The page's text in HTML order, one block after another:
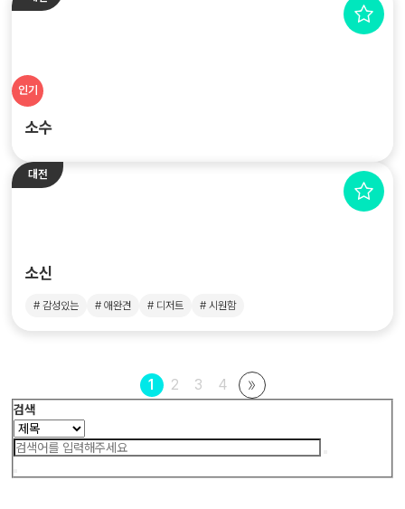
인기
소수
대전
소신
# 감성있는 # 애완견 # 디저트 # 시원함
1 2 3 4
검색